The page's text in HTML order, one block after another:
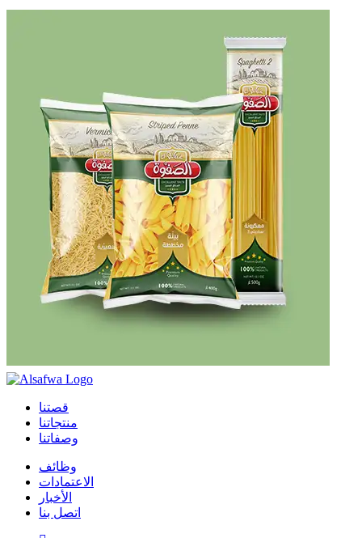
قصتنا
منتجاتنا
وصفاتنا
وظائف
الاعتمادات
الأخبار
اتصل بنا